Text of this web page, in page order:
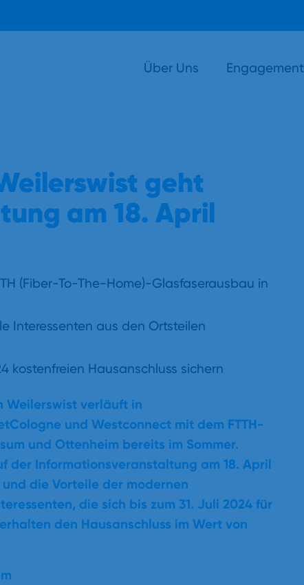
Über Uns Engagement
geht
am 18. April
(Fiber-To-The-Home)-Glasfaserausbau in
Interessenten aus den Ortsteilen
kostenfreien Hausanschluss sichern
Weilerswist verläuft in
und Westconnect mit dem FTTH-
und Ottenheim bereits im Sommer.
der Informationsveranstaltung am 18. April
die Vorteile der modernen
die sich bis zum 31. Juli 2024 für
den Hausanschluss im Wert von